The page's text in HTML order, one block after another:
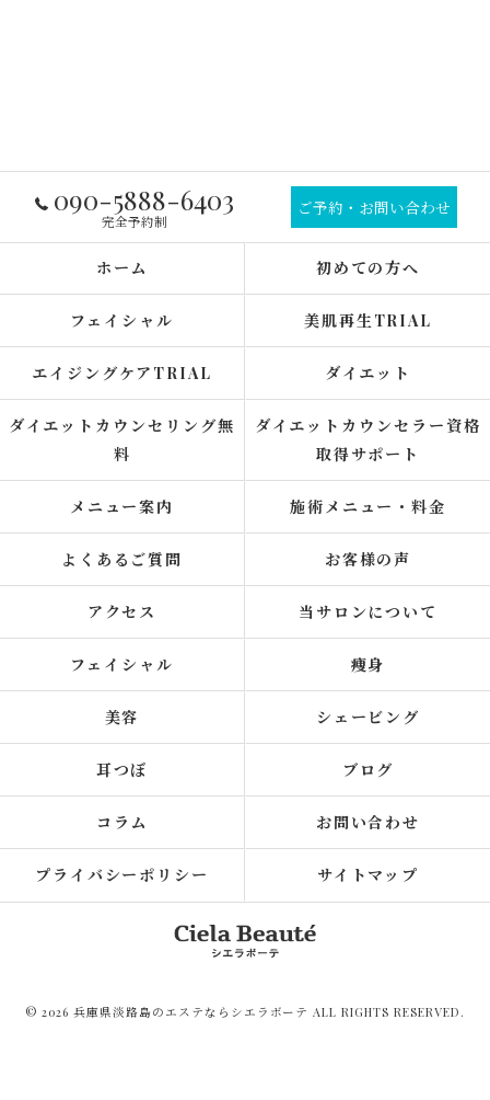
090-5888-6403
完全予約制
ご予約・お問い合わせ
ホーム 初めての方へ
フェイシャル 美肌再生TRIAL
エイジングケアTRIAL ダイエット
ダイエットカウンセリング無
料
ダイエットカウンセラー資格
取得サポート
メニュー案内 施術メニュー・料金
よくあるご質問 お客様の声
アクセス 当サロンについて
フェイシャル 痩身
美容 シェービング
耳つぼ ブログ
コラム お問い合わせ
プライバシーポリシー サイトマップ
© 2026 兵庫県淡路島のエステならシエラボーテ ALL RIGHTS RESERVED.